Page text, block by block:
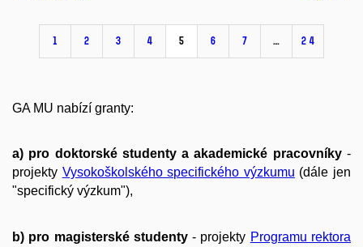
1 2 3 4 5 6 7 … 24
GA MU nabízí granty:
a) pro doktorské studenty a akademické pracovníky-
projekty Vysokoškolského specifického výzkumu (dále jen
"specifický výzkum"),
b) pro magisterské studenty- projekty Programu rektora